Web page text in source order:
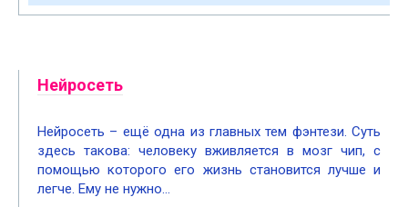
Нейросеть
Нейросеть – ещё одна из главных тем фэнтези. Суть
здесь такова: человеку вживляется в мозг чип, с
помощью которого его жизнь становится лучше и
легче. Ему не нужно…